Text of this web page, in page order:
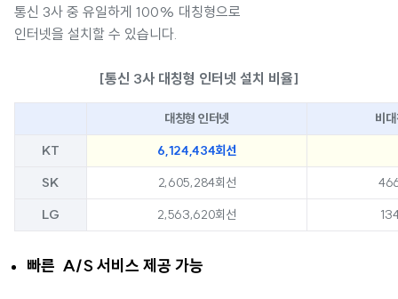
통신 3사 중 유일하게 100% 대칭형으로
인터넷을 설치할 수 있습니다.
[통신 3사 대칭형 인터넷 설치 비율]
대칭형 인터넷
비
KT
6,124,434회선
SK
2,605,284회선
LG
2,563,620회선
빠른 A/S 서비스 제공 가능